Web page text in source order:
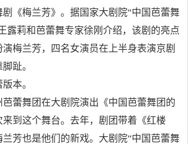
《梅兰芳》。据国家大剧院“中国芭蕾舞
露莉和芭蕾舞专家徐刚介绍，该剧的亮点
梅兰芳，四名女演员在上半身表演京剧
趾。
本。
蕾舞团在大剧院演出《中国芭蕾舞团的
到这个舞台。去年，剧团带着《红楼
芳也是他们的新戏。大剧院“中国芭蕾舞